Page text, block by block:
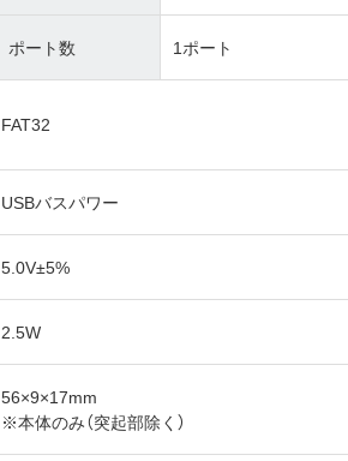
ポート数 1ポート
FAT32
USBバスパワー
5.0V±5%
2.5W
56×9×17mm
※本体のみ（突起部除く）